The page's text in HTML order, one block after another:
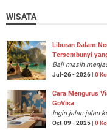
WISATA
Liburan Dalam
Tersembunyi
Bali masih
Jul-26 - 2026 | 0
Cara Mengurus
GoVisa
Ingin jalan-jalan
Oct-09 - 2025 | 0